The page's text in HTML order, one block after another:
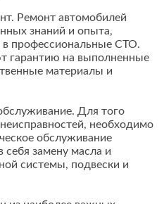
Ремонт автомобилей
знаний и опыта,
профессиональные СТО.
гарантию на выполненные
материалы и
Для того
необходимо
обслуживание
себя замену масла и
системы, подвески и